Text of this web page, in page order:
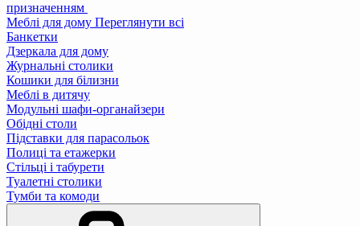
призначенням
Меблі для дому Переглянути всі
Банкетки
Дзеркала для дому
Журнальні столики
Кошики для білизни
Меблі в дитячу
Модульні шафи-органайзери
Обідні столи
Підставки для парасольок
Полиці та етажерки
Стільці і табурети
Туалетні столики
Тумби та комоди